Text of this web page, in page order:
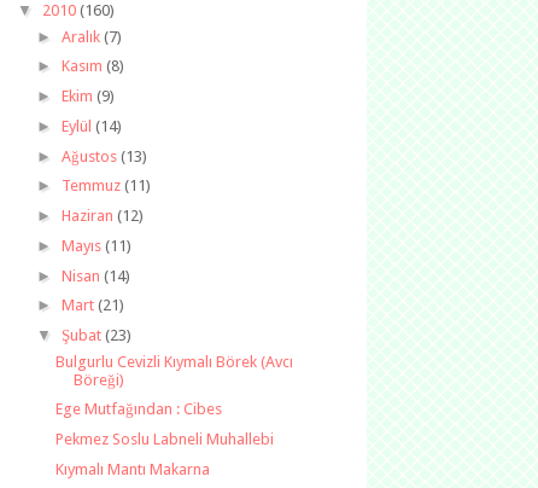
▼ 2010 (160)
► Aralık (7)
► Kasım (8)
► Ekim (9)
► Eylül (14)
► Ağustos (13)
► Temmuz (11)
► Haziran (12)
► Mayıs (11)
► Nisan (14)
► Mart (21)
▼ Şubat (23)
Bulgurlu Cevizli Kıymalı Börek (Avcı
Böreği)
Ege Mutfağından : Cibes
Pekmez Soslu Labneli Muhallebi
Kıymalı Mantı Makarna